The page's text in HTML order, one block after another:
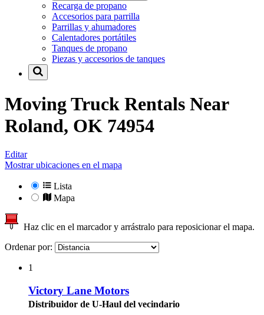
Recarga de propano
Accesorios para parrilla
Parrillas y ahumadores
Calentadores portátiles
Tanques de propano
Piezas y accesorios de tanques
Moving Truck Rentals Near
Roland, OK 74954
Editar
Mostrar ubicaciones en el mapa
Lista
Mapa
Haz clic en el marcador y arrástralo para reposicionar el mapa.
Ordenar por:
1
Victory Lane Motors
Distribuidor de U-Haul del vecindario